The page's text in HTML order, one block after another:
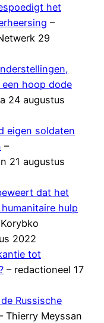
het
–
29
hoop dode
24 augustus
eigen soldaten
–
21 augustus
dat het
hulp
2022
tot
– redactioneel 17
Russische
Thierry Meyssan